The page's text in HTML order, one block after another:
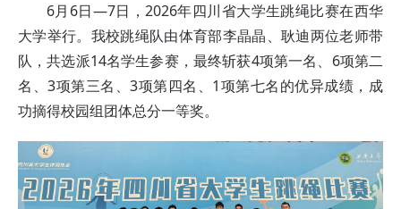
6月6日—7日，2026年四川省大学生跳绳比赛在西华
大学举行。我校跳绳队由体育部李晶晶、耿迪两位老师带
队，共选派14名学生参赛，最终斩获4项第一名、6项第二
名、3项第三名、3项第四名、1项第七名的优异成绩，成
功摘得校园组团体总分一等奖。